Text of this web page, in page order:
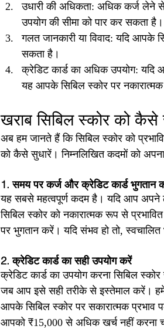
उधारी की अधिकता: अधिक कर्ज लेने
उपयोग की सीमा को पार कर सकता है।
गलत जानकारी या विवाद: यदि आपके
सकता है।
क्रेडिट कार्ड का अधिक उपयोग: यदि
यह आपके सिबिल स्कोर पर
खराब सिबिल स्कोर को कैसे
अब हम जानते हैं कि सिबिल स्कोर को
को कैसे सुधारें। निम्नलिखित कदमों को
1. समय पर कर्ज और क्रेडिट कार्ड भुगतान
यह सबसे महत्वपूर्ण कदम है। यदि आप अपने
सिबिल स्कोर को नकारात्मक रूप से
पर भुगतान करें। यदि संभव हो तो,
2. क्रेडिट कार्ड का सही उपयोग करें
क्रेडिट कार्ड का उपयोग करना सिबिल
जब आप इसे सही तरीके से इस्तेमाल करें।
आपके सिबिल स्कोर पर सकारात्मक प्रभाव
आपको ₹15,000 से अधिक खर्च नहीं करना